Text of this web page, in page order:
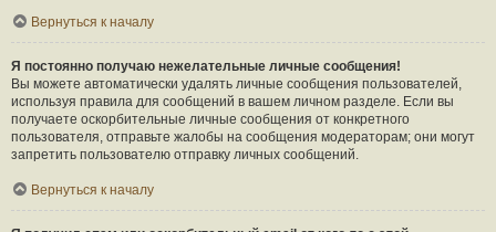
Вернуться к началу
Я постоянно получаю нежелательные личные сообщения!
Вы можете автоматически удалять личные сообщения пользователей,
используя правила для сообщений в вашем личном разделе. Если вы
получаете оскорбительные личные сообщения от конкретного
пользователя, отправьте жалобы на сообщения модераторам; они могут
запретить пользователю отправку личных сообщений.
Вернуться к началу